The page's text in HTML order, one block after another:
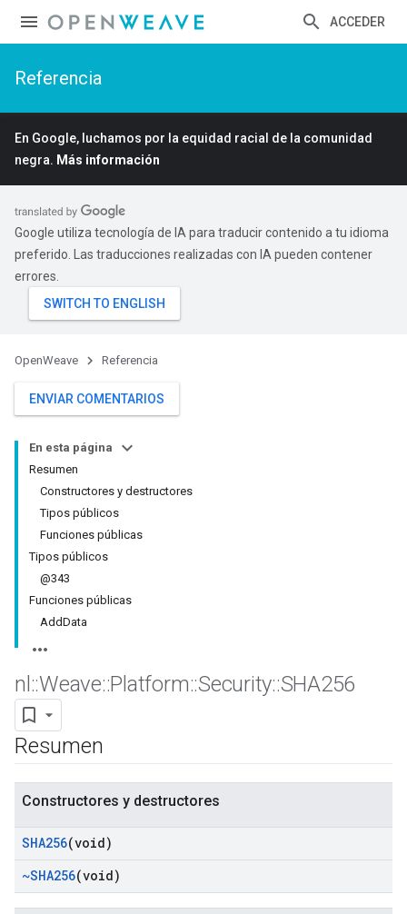
ACCEDER
Referencia
En Google, luchamos por la equidad racial de la comunidad
negra. Más información
Google utiliza tecnología de IA para traducir contenido a tu idioma
preferido. Las traducciones realizadas con IA pueden contener
errores.
OpenWeave Referencia
ENVIAR COMENTARIOS
En esta página
Resumen
Constructores y destructores
Tipos públicos
Funciones públicas
Tipos públicos
@343
Funciones públicas
AddData
nl ::Weave::Platform::Security::SHA256
Resumen
Constructores y destructores
SHA256(void)
~SHA256(void)